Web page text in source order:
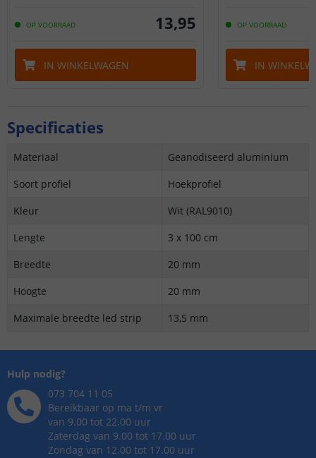
OP VOORRAAD 13,95
IN WINKELWAGEN
OP VOORRAAD
IN
Specificaties
Materiaal
Geanodiseerd aluminium
Soort profiel
Hoekprofiel
Kleur
Wit (RAL9010)
Lengte
3 x 100 cm
Breedte
20 mm
Hoogte
20 mm
Maximale breedte led strip
13,5 mm
Hulp nodig?
073 704 11 05
Bereikbaar op ma t/m vr
van 9.00 tot 22.00 uur
Zaterdag van 9.00 tot 17.00 uur
Zondag van 12.00 tot 17.00 uur